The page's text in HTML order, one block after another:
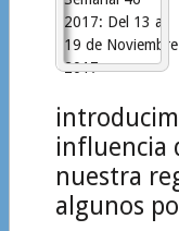
influencia
nuestra
algunos